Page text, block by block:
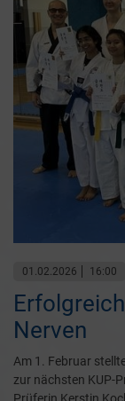
01.02.2026 16:00
Nerven
Am 1. Februar
zur nächsten KUP-